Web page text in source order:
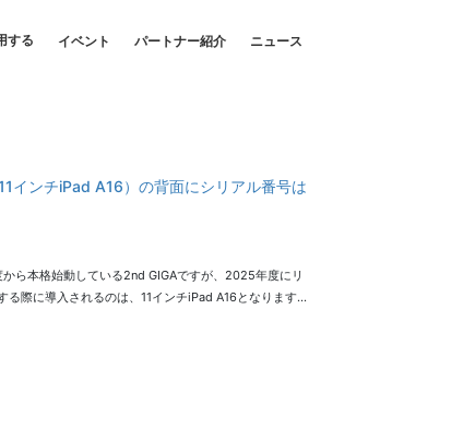
する イベント パートナー紹介 ニュース
インチiPad A16）の背面にシリアル番号は
ら本格始動している2nd GIGAですが、2025年度にリ
る際に導入されるのは、11インチiPad A16となります…